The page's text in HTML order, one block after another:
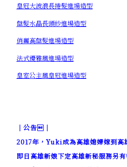
皇冠大波浪長捲髮進場造型
盤髮水晶長頭紗進場造型
俏麗高盤髮進場造型
法式優雅風進場造型
皇室公主風皇冠進場造型
｜公告｜
2017年，Yuki成為高雄媳婦嫁到高
即日高雄新娘下定高雄新秘服務另